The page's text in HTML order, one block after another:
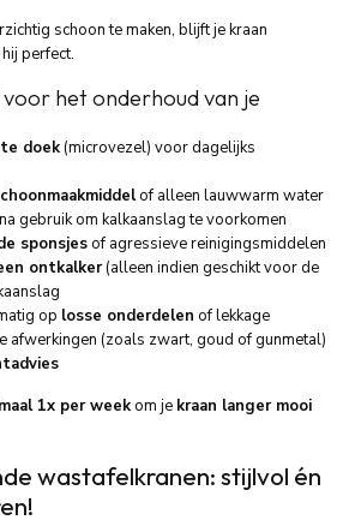
schoon te maken, blijft je kraan
perfect.
het onderhoud van je
doek(microvezel) voor dagelijks
of alleen lauwwarm water
na gebruik om kalkaanslag te voorkomen
sponsjesof agressieve reinigingsmiddelen
ontkalker(alleen indien geschikt voor de
op losse onderdelen of lekkage
afwerkingen (zoals zwart, goud of gunmetal)
1x per weekom je kraan langer mooi
wastafelkranen: stijlvol én